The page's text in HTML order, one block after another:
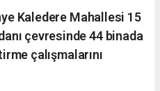
Kaledere Mahallesi 15
çevresinde 44 binada
çalışmalarını